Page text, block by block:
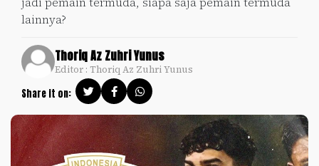
lainnya?
Thoriq Az Zuhri Yunus
Editor : Thoriq Az Zuhri Yunus
Share it on:
Timnas
Indonesia
SKOR
SPECIAL
Video
Disclaimer
Kami